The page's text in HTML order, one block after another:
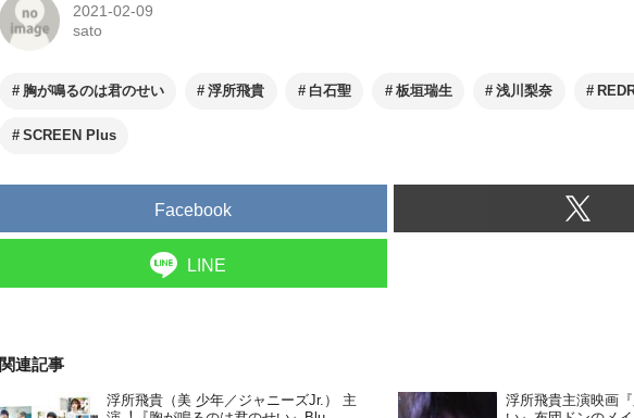
2021-02-09
sato
胸が鳴るのは君のせい 浮所飛貴 白石聖 板垣瑞生 浅川梨奈
SCREEN Plus
Facebook
LINE
関連記事
浮所飛貴（美 少年／ジャニーズJr.） 主
浮所飛貴主演映画